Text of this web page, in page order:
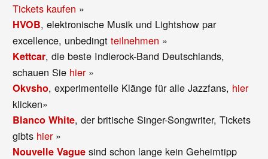
Tickets kaufen »
HVOB, elektronische Musik und Lightshow par
excellence, unbedingtteilnehmen »
Kettcar, die beste Indierock-Band Deutschlands,
schauen Sie hier»
Okvsho, experimentelle Klänge für alle Jazzfans, hier
klicken»
Blanco White, der britische Singer-Songwriter, Tickets
gibts hier»
Nouvelle Vague sind schon lange kein Geheimtipp